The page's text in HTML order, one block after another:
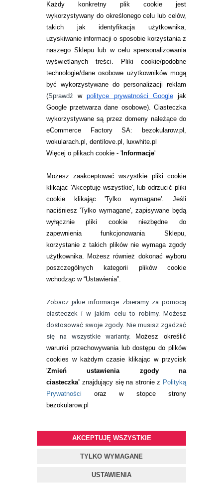
Każdy konkretny plik cookie jest
wykorzystywany do określonego celu lub celów,
takich jak identyfikacja użytkownika,
uzyskiwanie informacji o sposobie korzystania z
naszego Sklepu lub w celu spersonalizowania
wyświetlanych treści.
Pliki cookie/podobne
technologie/dane osobowe użytkowników mogą
być wykorzystywane do personalizacji reklam
(Sprawdźwpolityce prywatności Googlejak
Google przetwarza dane osobowe). Ciasteczka
wykorzystywane są przez domeny należące do
eCommerce Factory SA: bezokularow.pl,
wokularach.pl, dentilove.pl, luxwhite.pl
Więcej o plikach cookie - 'Informacje'
Możesz zaakceptować wszystkie pliki cookie
klikając 'Akceptuję wszystkie', lub odrzucić pliki
cookie klikając 'Tylko wymagane'. Jeśli
naciśniesz 'Tylko wymagane', zapisywane będą
wyłącznie pliki cookie niezbędne do
zapewnienia funkcjonowania Sklepu,
korzystanie z takich plików nie wymaga zgody
użytkownika. Możesz również dokonać wyboru
poszczególnych kategorii plików cookie
wchodząc w “Ustawienia”.
Zobacz jakie informacje zbieramy za pomocą
ciasteczek i w jakim celu to robimy. Możesz
dostosować swoje zgody. Nie musisz zgadzać
się na wszystkie warianty.
Możesz określić
warunki przechowywania lub dostępu do plików
cookies w każdym czasie klikając w przycisk
'Zmień ustawienia zgody na
ciasteczka” znajdujący się na stronie z Polityką
Prywatności oraz w stopce strony
bezokularow.pl
AKCEPTUJĘ WSZYSTKIE
TYLKO WYMAGANE
USTAWIENIA
INFORMACJE KONTAKTOWE
JAK ZAMAWIAĆ?
ZWROTY I REKLAMACJA
WARUNKI ZAKUPÓW
RANKINGI SOCZEWEK
SOCZEWKI KOLOROWE
Zwrot (odstąpienie od umowy)
ZMIEŃ USTAWIENIA ZGODY NA CIASTECZKA
KONTAKT
telefon:
22 113 44 42
telefon:
732 08 08 72
kontakt@bezokularow.pl
BEZOKULARÓW.PL | soczewki kontaktowe i płyny